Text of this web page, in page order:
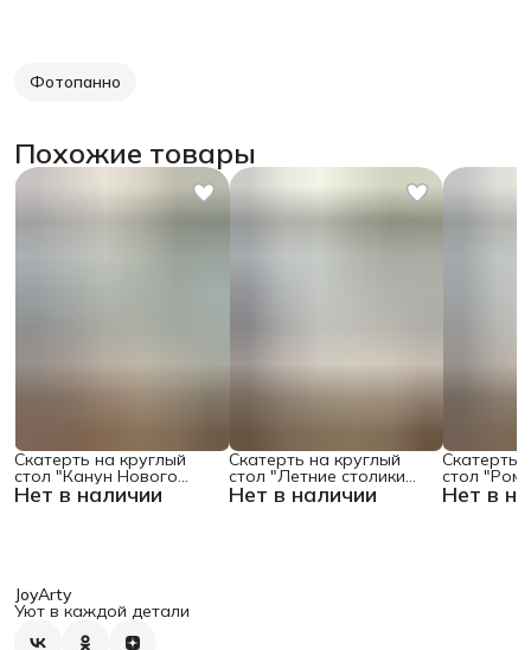
Фотопанно
Похожие товары
Нет в наличии
Скатерть на круглый
стол "Канун Нового
Года", 150х150 , серия Нет в наличии
Скатерть на круглый
стол "Летние столики
кафе", 150х150 Нет в
Скатерть
стол
поляне",
JoyArty
Уют в каждой детали